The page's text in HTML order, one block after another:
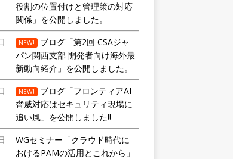
役割の位置付けと管理策の対応
関係」を公開しました。
NEW!
ブログ「第2回 CSAジャ
パン関西支部 開発者向け海外最
新動向紹介」を公開しました。
NEW!
ブログ「フロンティアAI
脅威対応はセキュリティ現場に
追い風」を公開しました!!
WGセミナー「クラウド時代に
おけるPAMの活用とこれから」